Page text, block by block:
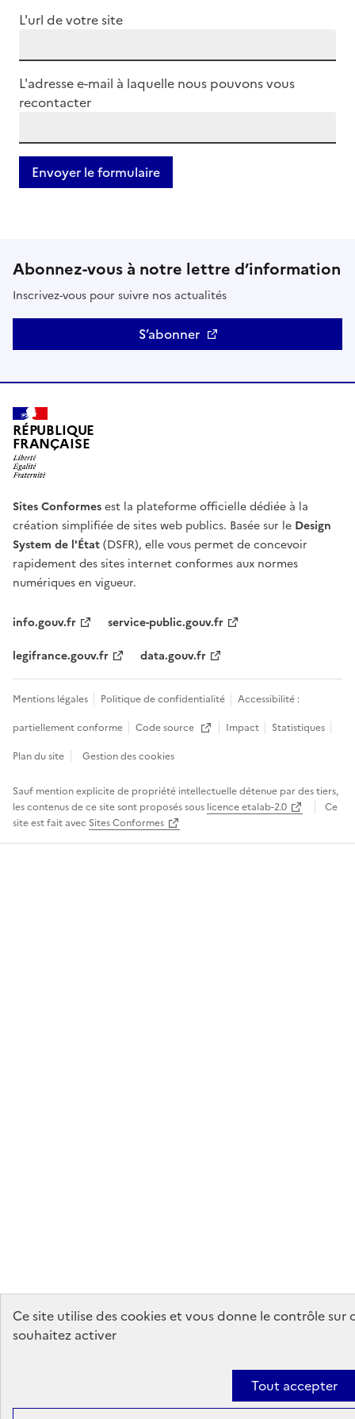
Ce site utilise des cookies et vous donne le contrôle sur
souhaitez activer
Tout accepter
L'url de votre site
L'adresse e-mail à laquelle nous pouvons vous
recontacter
Abonnez-vous à notre lettre d’information
Inscrivez-vous pour suivre nos actualités
S’abonner
RÉPUBLIQUE
FRANÇAISE
Sites Conformesest la plateforme officielle dédiée à la
création simplifiée de sites web publics. Basée sur le Design
System de l'État(DSFR), elle vous permet de concevoir
rapidement des sites internet conformes aux normes
numériques en vigueur.
info.gouv.fr
service-public.gouv.fr
legifrance.gouv.fr
data.gouv.fr
Mentions légales Politique de confidentialité
Accessibilité :
partiellement conforme
Code source
Ouvre une nouvelle fenêtre
Impact
Statistiques
Plan du site
Gestion des cookies
Sauf mention explicite de propriété intellectuelle détenue par des tiers,
les contenus de ce site sont proposés sous licence etalab-2.0
Ce
site est fait avec Sites Conformes